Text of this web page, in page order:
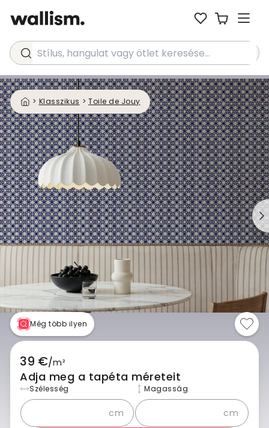
Stílus, hangulat vagy ötlet keresése...
> Klasszikus > Toile de Jouy
Még több ilyen
39 €/m²
Adja meg a tapéta méreteit
Szélesség
cm
Magasság
cm